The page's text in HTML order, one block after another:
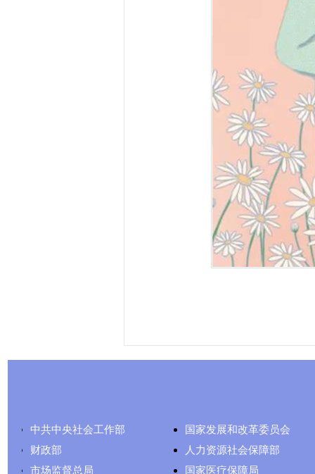
中共中央社会工作部
国家发展和改革委员会
财政部
人力资源社会保障部
市场监督总局
国家医疗保障局